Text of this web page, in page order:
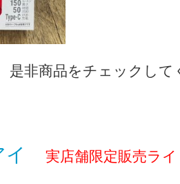
是非商品をチェックして
イ 実店舗限定販売ラ